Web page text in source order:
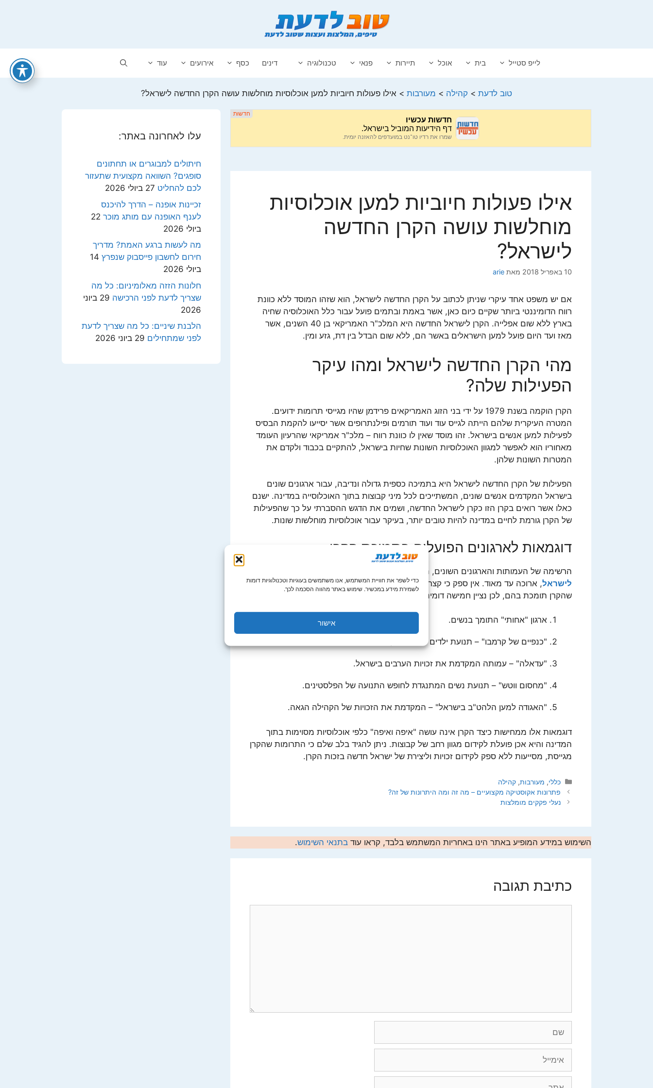
כדי לשפר את חוויית המשתמש, אנו משתמשים בעוגיות וטכנולוגיות דומות
לשמירת מידע במכשיר. שימוש באתר מהווה הסכמה לכך.
אישור
לייפ סטייל בית אוכל תיירות פנאי טכנולוגיה דינים כסף אירועים עוד
טוב לדעת > קהילה > מעורבות > אילו פעולות חיוביות למען אוכלוסיות מוחלשות עושה הקרן החדשה לישראל?
אילו פעולות חיוביות למען אוכלוסיות
מוחלשות עושה הקרן החדשה
לישראל?
10 באפריל 2018 מאת arie
אם יש משפט אחד עיקרי שניתן לכתוב על הקרן החדשה לישראל, הוא שזהו המוסד ללא כוונת
רווח הדומיננטי ביותר שקיים כיום כאן, אשר באמת ובתמים פועל עבור כלל האוכלוסיה שחיה
בארץ ללא שום אפלייה. הקרן לישראל החדשה היא המלכ"ר האמריקאי בן 40 השנים, אשר
מאז ועד היום פועל למען הישראלים באשר הם, ללא שום הבדל בין דת, גזע ומין.
מהי הקרן החדשה לישראל ומהו עיקר
הפעילות שלה?
הקרן הוקמה בשנת 1979 על ידי בני הזוג האמריקאים פרידמן שהיו מגייסי תרומות ידועים.
המטרה העיקרית שלהם הייתה לגייס עוד ועוד תורמים ופילנתרופים אשר יסייעו להקמת הבסיס
לפעילות למען אנשים בישראל. זהו מוסד שאין לו כוונת רווח – מלכ"ר אמריקאי שהרעיון העומד
מאחוריו הוא לאפשר למגוון האוכלוסיות השונות שחיות בישראל, להתקיים בכבוד ולקדם את
המטרות השונות שלהן.
הפעילות של הקרן החדשה לישראל היא בתמיכה כספית גדולה ונדיבה, עבור ארגונים שונים
בישראל המקדמים אנשים שונים, המשתייכים לכל מיני קבוצות בתוך האוכלוסייה במדינה. ישנם
כאלו אשר רואים בקרן הזו כקרן לישראל החדשה, ושמים את הדגש ההסברתי על כך שהפעילות
של הקרן גורמת לחיים במדינה להיות טובים יותר, בעיקר עבור אוכלוסיות מוחלשות שונות.
דוגמאות לארגונים הפועלים בתמיכת הקרן
הרשימה של העמותות והארגונים השונים, המקבלים תמיכה כלכלית מן
לישראל, ארוכה עד מאוד. אין ספק כי קצרה היריעה מלהכיל את שפע המיזמים החיוביים
שהקרן תומכת בהם, לכן נציין חמישה דומיננטיים במיוחד מתוכם:
ארגון "אחותי" התומך בנשים.
"כנפיים של קרמבו" – תנועת ילדים ונוער שהוקמה עבור אנשים עם מוגבלות.
"עדאלה" – עמותה המקדמת את זכויות הערבים בישראל.
"מחסום ווטש" – תנועת נשים המתנגדת לחופש התנועה של הפלסטינים.
"האגודה למען הלהט"ב בישראל" – המקדמת את הזכויות של הקהילה הגאה.
דוגמאות אלו ממחישות כיצד הקרן אינה עושה "איפה ואיפה" כלפי אוכלוסיות מסוימות בתוך
המדינה והיא אכן פועלת לקידום מגוון רחב של קבוצות. ניתן להגיד בלב שלם כי התרומות שהקרן
מגייסת, מסייעות ללא ספק לקידום זכויות וליצירת של ישראל חדשה בזכות הקרן.
קטגוריות
כללי, מעורבות,קהילה
פתרונות אקוסטיקה מקצועיים – מה זה ומה היתרונות של זה?
נעלי פקקים מומלצות
השימוש במידע המופיע באתר הינו באחריות המשתמש בלבד, קראו עוד בתנאי השימוש.
כתיבת תגובה
עלו לאחרונה באתר:
חיתולים למבוגרים או תחתונים
סופגים? השוואה מקצועית שתעזור
לכם להחליט 27 ביולי 2026
זכיינות אופנה – הדרך להיכנס
לענף האופנה עם מותג מוכר 22
ביולי 2026
מה לעשות ברגע האמת? מדריך
חירום לחשבון פייסבוק שנפרץ 14
ביולי 2026
חלונות הזזה מאלומיניום: כל מה
שצריך לדעת לפני הרכישה
29 ביוני
2026
הלבנת שיניים: כל מה שצריך לדעת
לפני שמתחילים 29 ביוני 2026